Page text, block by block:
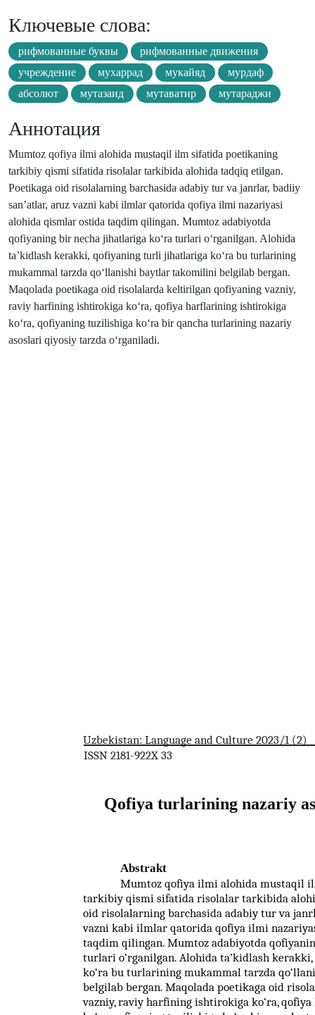
Ключевые слова:
рифмованные буквы
рифмованные движения
учреждение
мухаррад мукайяд
мурдаф
абсолют
мутазаид мутаватир мутараджи
Аннотация
Mumtoz qofiya ilmi alohida mustaqil ilm sifatida poetikaning
tarkibiy qismi sifatida risolalar tarkibida alohida tadqiq etilgan.
Poetikaga oid risolalarning barchasida adabiy tur va janrlar, badiiy
san’atlar, aruz vazni kabi ilmlar qatorida qofiya ilmi nazariyasi
alohida qismlar ostida taqdim qilingan. Mumtoz adabiyotda
qofiyaning bir necha jihatlariga ko‘ra turlari o‘rganilgan. Alohida
ta’kidlash kerakki, qofiyaning turli jihatlariga ko‘ra bu turlarining
mukammal tarzda qo‘llanishi baytlar takomilini belgilab bergan.
Maqolada poetikaga oid risolalarda keltirilgan qofiyaning vazniy,
raviy harfining ishtirokiga ko‘ra, qofiya harflarining ishtirokiga
ko‘ra, qofiyaning tuzilishiga ko‘ra bir qancha turlarining nazariy
asoslari qiyosiy tarzda o‘rganiladi.
Uzbekistan: Language and Culture 2023/1 (2)
ISSN 2181-922X 33
Qofiya turlarining nazariy
Abstrakt
Mumtoz qofiya ilmi alohida mustaqil
tarkibiy qismi sifatida risolalar tarkibida
oid risolalarning barchasida adabiy tur va
vazni kabi ilmlar qatorida qofiya ilmi
taqdim qilingan. Mumtoz adabiyotda
turlari o‘rganilgan. Alohida ta’kidlash
ko‘ra bu turlarining mukammal tarzda
belgilab bergan. Maqolada poetikaga oid
vazniy, raviy harfining ishtirokiga ko‘ra,